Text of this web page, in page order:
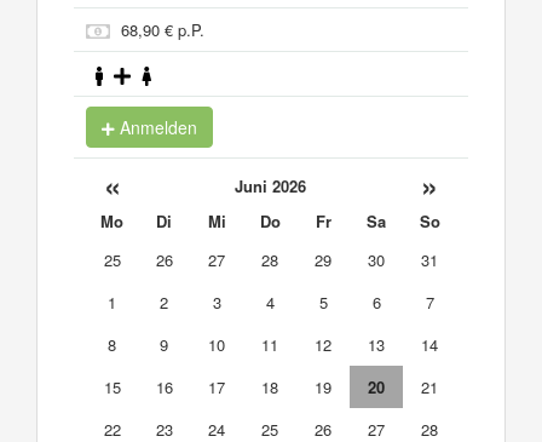
68,90 € p.P.
Anmelden
« Juni 2026 »
Mo Di Mi Do Fr Sa
So
25
26 27 28 29 30
31
1
2 3 4 5 6
7
8
9 10 11 12 13
14
15
16 17 18 19 20
21
22
23 24 25 26 27
28